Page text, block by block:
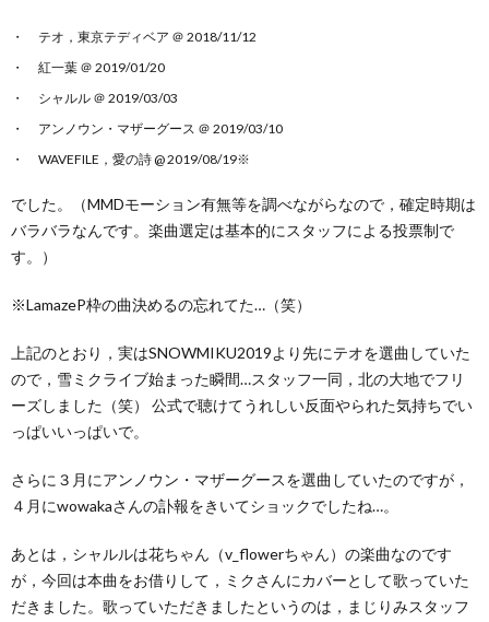
テオ，東京テディベア ＠ 2018/11/12
紅一葉 ＠ 2019/01/20
シャルル ＠ 2019/03/03
アンノウン・マザーグース ＠ 2019/03/10
WAVEFILE，愛の詩 @ 2019/08/19※
でした。（MMDモーション有無等を調べながらなので，確定時期は
バラバラなんです。楽曲選定は基本的にスタッフによる投票制で
す。）
※LamazeP枠の曲決めるの忘れてた…（笑）
上記のとおり，実はSNOWMIKU2019より先にテオを選曲していた
ので，雪ミクライブ始まった瞬間…スタッフ一同，北の大地でフリ
ーズしました（笑） 公式で聴けてうれしい反面やられた気持ちでい
っぱいいっぱいで。
さらに３月にアンノウン・マザーグースを選曲していたのですが，
４月にwowakaさんの訃報をきいてショックでしたね…。
あとは，シャルルは花ちゃん（v_flowerちゃん）の楽曲なのです
が，今回は本曲をお借りして，ミクさんにカバーとして歌っていた
だきました。歌っていただきましたというのは，まじりみスタッフ